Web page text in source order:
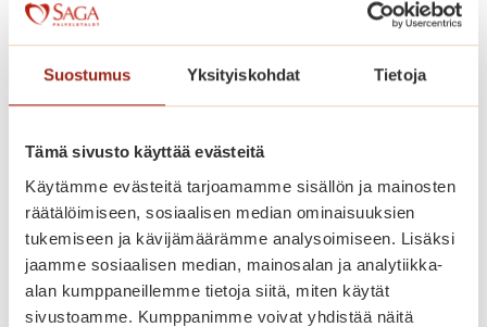
Suostumus Yksityiskohdat Tietoja
Tämä sivusto käyttää evästeitä
Käytämme evästeitä tarjoamamme sisällön ja mainosten
räätälöimiseen, sosiaalisen median ominaisuuksien
tukemiseen ja kävijämäärämme analysoimiseen. Lisäksi
jaamme sosiaalisen median, mainosalan ja analytiikka-
alan kumppaneillemme tietoja siitä, miten käytät
sivustoamme. Kumppanimme voivat yhdistää näitä
sekä aktiivista harrastus- ja
kulttuuritoimintaa ikäihmisille.
Keskeisen sijaintinsa ansiosta
palvelutalosta on hyvät kulkuyhteydet
useaan suuntaan.
Saga Tammilinnassa on yhteensä 129
vuokrattavaa senioriasuntoa, yksiöitä
ja kaksioita kooltaan 36-56 m2
kahdeksassa kerroksessa. Palvelutalon